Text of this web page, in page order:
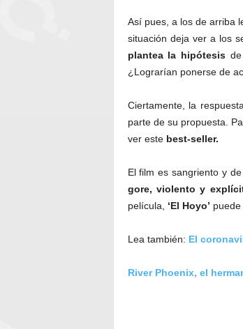
Así pues, a los de arriba
situación deja ver a los
plantea la hipótesis
¿Lograrían ponerse de
Ciertamente, la
parte de su propuesta.
ver este best-seller.
El film es sangriento y
gore, violento y
película, ‘El Hoyo’
Lea también: El
River Phoenix, el